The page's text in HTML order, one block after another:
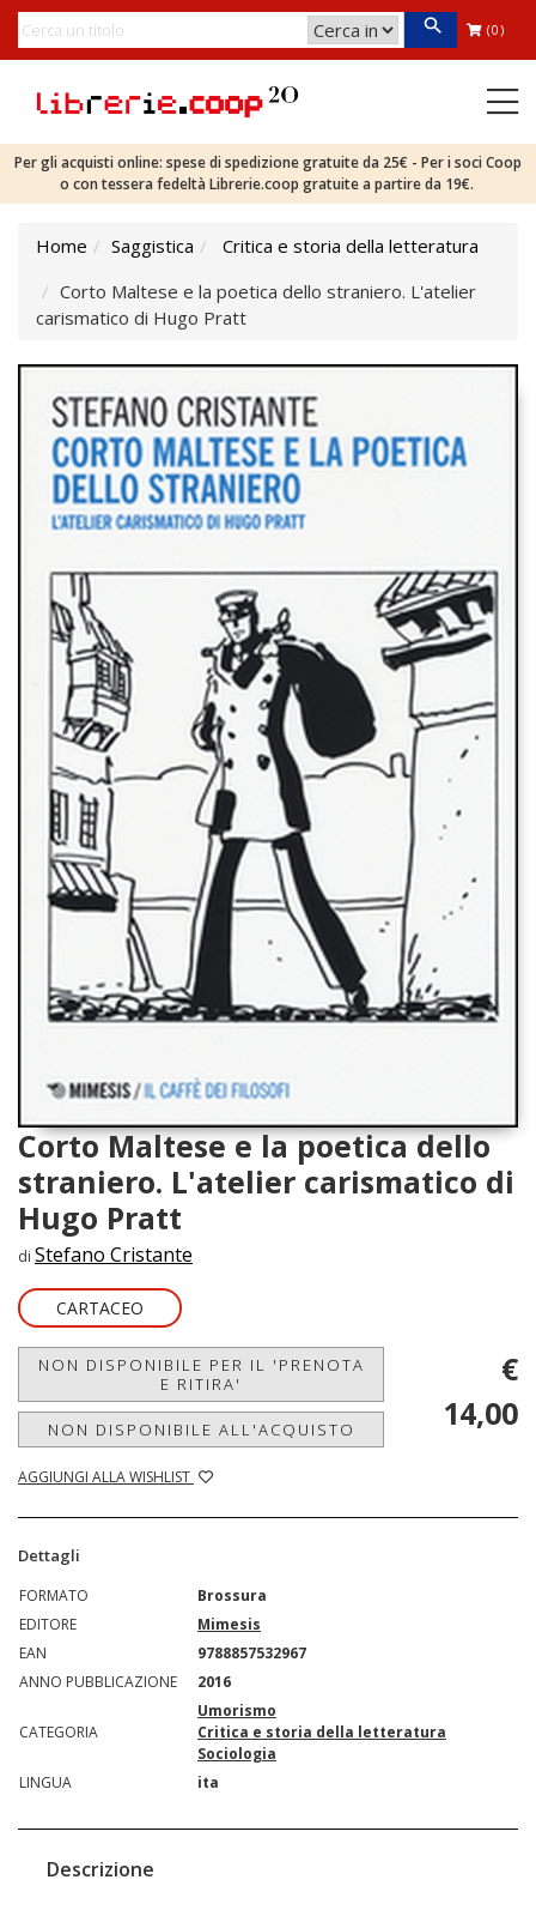
(0)
Per gli acquisti online: spese di spedizione gratuite da 25€ - Per i soci Coop
o con tessera fedeltà Librerie.coop gratuite a partire da 19€.
Home Saggistica
Critica e storia della letteratura
Corto Maltese e la poetica dello straniero. L'atelier
carismatico di Hugo Pratt
Corto Maltese e la poetica dello
straniero. L'atelier carismatico di
Hugo Pratt
di Stefano Cristante
CARTACEO
NON DISPONIBILE PER IL 'PRENOTA
E RITIRA'
NON DISPONIBILE ALL'ACQUISTO
AGGIUNGI ALLA WISHLIST
€
14,00
Dettagli
FORMATO
Brossura
EDITORE
Mimesis
EAN
9788857532967
ANNO PUBBLICAZIONE
2016
CATEGORIA
Umorismo
Critica e storia della letteratura
Sociologia
LINGUA
ita
Descrizione